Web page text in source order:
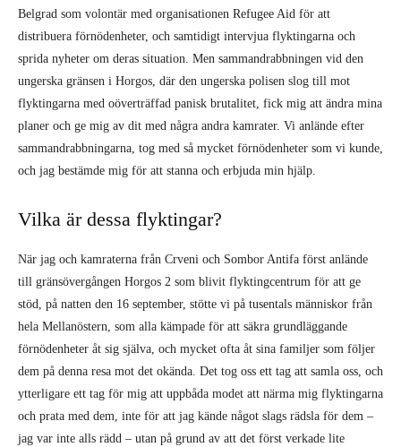
Belgrad som volontär med organisationen Refugee Aid för att
distribuera förnödenheter, och samtidigt intervjua flyktingarna och
sprida nyheter om deras situation. Men sammandrabbningen vid den
ungerska gränsen i Horgos, där den ungerska polisen slog till mot
flyktingarna med oöverträffad panisk brutalitet, fick mig att ändra mina
planer och ge mig av dit med några andra kamrater. Vi anlände efter
sammandrabbningarna, tog med så mycket förnödenheter som vi kunde,
och jag bestämde mig för att stanna och erbjuda min hjälp.
Vilka är dessa flyktingar?
När jag och kamraterna från Crveni och Sombor Antifa först anlände
till gränsövergången Horgos 2 som blivit flyktingcentrum för att ge
stöd, på natten den 16 september, stötte vi på tusentals människor från
hela Mellanöstern, som alla kämpade för att säkra grundläggande
förnödenheter åt sig själva, och mycket ofta åt sina familjer som följer
dem på denna resa mot det okända. Det tog oss ett tag att samla oss, och
ytterligare ett tag för mig att uppbåda modet att närma mig flyktingarna
och prata med dem, inte för att jag kände något slags rädsla för dem –
jag var inte alls rädd – utan på grund av att det först verkade lite